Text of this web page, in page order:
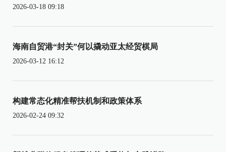
2026-03-18 09:18
海南自贸港“封关”何以撬动亚太经贸棋局
2026-03-12 16:12
构建常态化精准帮扶机制和政策体系
2026-02-24 09:32